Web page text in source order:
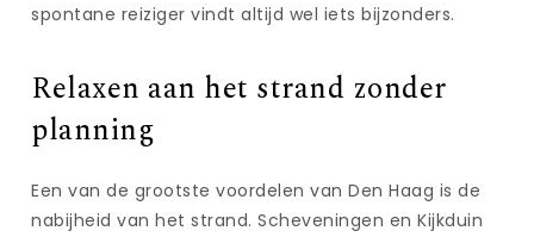
spontane reiziger vindt altijd wel iets bijzonders.
Relaxen aan het strand zonder
planning
Een van de grootste voordelen van Den Haag is de
nabijheid van het strand. Scheveningen en Kijkduin